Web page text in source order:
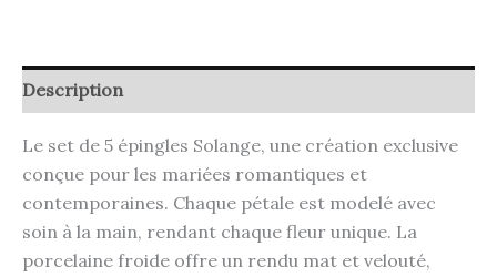
Description
Le set de 5 épingles Solange, une création exclusive
conçue pour les mariées romantiques et
contemporaines. Chaque pétale est modelé avec
soin à la main, rendant chaque fleur unique. La
porcelaine froide offre un rendu mat et velouté,